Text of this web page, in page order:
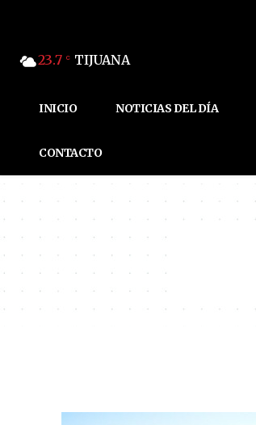
23.7 C TIJUANA
INICIO NOTICIAS DEL DÍA
CONTACTO